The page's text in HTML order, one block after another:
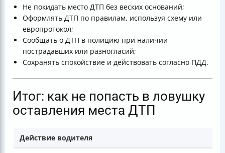
Не покидать место ДТП без веских оснований;
Оформлять ДТП по правилам, используя схему или
европротокол;
Сообщать о ДТП в полицию при наличии
пострадавших или разногласий;
Сохранять спокойствие и действовать согласно ПДД.
Итог: как не попасть в ловушку
оставления места ДТП
Действие водителя